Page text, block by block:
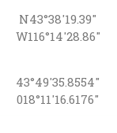
N43°38'19.39"
W116°14'28.86"
43°49'35.8554"
018°11'16.6176"